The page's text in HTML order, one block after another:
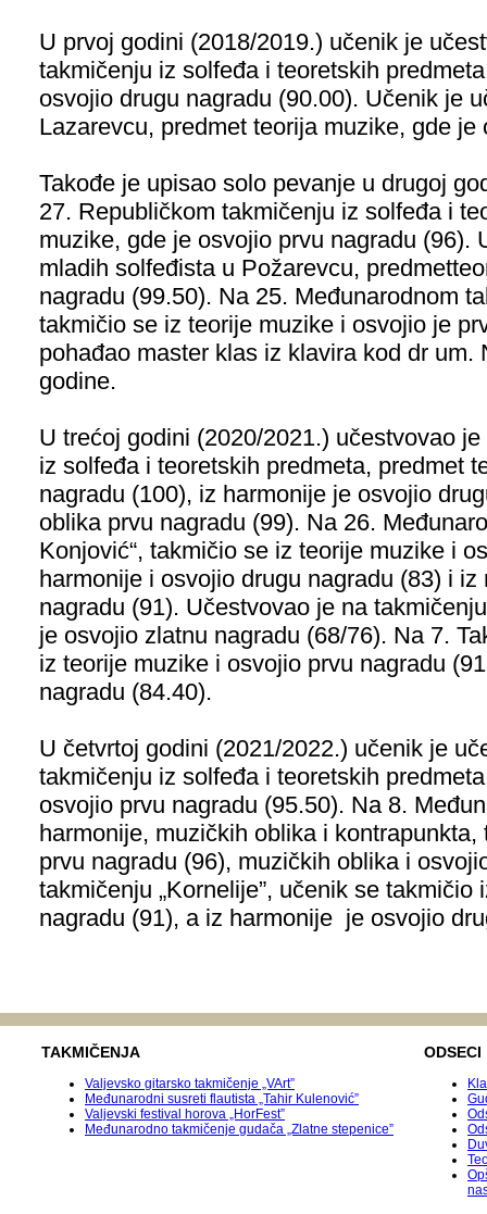
U prvoj godini (2018/2019.) učenik je
takmičenju iz solfeđa i teoretskih
osvojio drugu nagradu (90.00). Učenik je
Lazarevcu, predmet teorija muzike, gde
Takođe je upisao solo pevanje u drugoj
27. Republičkom takmičenju iz solfeđa i
muzike, gde je osvojio prvu nagradu (96).
mladih solfeđista u Požarevcu,
nagradu (99.50). Na 25. Međunarodnom
takmičio se iz teorije muzike i osvojio je
pohađao master klas iz klavira kod dr
godine.
U trećoj godini (2020/2021.) učestvovao
iz solfeđa i teoretskih predmeta, predmet
nagradu (100), iz harmonije je osvojio
oblika prvu nagradu (99). Na 26.
Konjović“, takmičio se iz teorije muzike i
harmonije i osvojio drugu nagradu (83) i
nagradu (91). Učestvovao je na
je osvojio zlatnu nagradu (68/76). Na 7.
iz teorije muzike i osvojio prvu nagradu
nagradu (84.40).
U četvrtoj godini (2021/2022.) učenik je
takmičenju iz solfeđa i teoretskih
osvojio prvu nagradu (95.50). Na 8.
harmonije, muzičkih oblika i
prvu nagradu (96), muzičkih oblika i
takmičenju „Kornelije”, učenik se
nagradu (91), a iz harmonije je osvojio
TAKMIČENJA
Valjevsko gitarsko takmičenje „VArt”
Međunarodni susreti flautista „Tahir Kulenović”
Valjevski festival horova „HorFest”
Međunarodnо takmičenje gudača „Zlatne stepenice”
ODSECI